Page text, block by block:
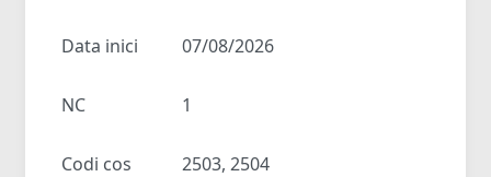
Data inici 07/08/2026
NC 1
Codi cos 2503, 2504